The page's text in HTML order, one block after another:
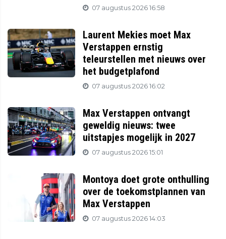
07 augustus 2026 16:58
Laurent Mekies moet Max
Verstappen ernstig
teleurstellen met nieuws over
het budgetplafond
07 augustus 2026 16:02
Max Verstappen ontvangt
geweldig nieuws: twee
uitstapjes mogelijk in 2027
07 augustus 2026 15:01
Montoya doet grote onthulling
over de toekomstplannen van
Max Verstappen
07 augustus 2026 14:03